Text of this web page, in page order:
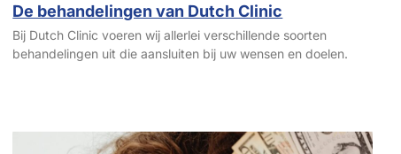
De behandelingen van Dutch Clinic
Bij Dutch Clinic voeren wij allerlei verschillende soorten
behandelingen uit die aansluiten bij uw wensen en doelen.